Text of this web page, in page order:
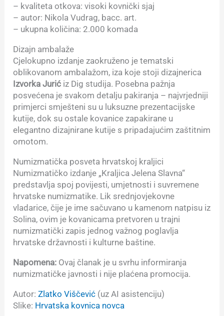
– kvaliteta otkova: visoki kovnički sjaj
– autor: Nikola Vudrag, bacc. art.
– ukupna količina: 2.000 komada
Dizajn ambalaže
Cjelokupno izdanje zaokruženo je tematski
oblikovanom ambalažom, iza koje stoji dizajnerica
Izvorka Jurić iz Dig studija. Posebna pažnja
posvećena je svakom detalju pakiranja – najvrjedniji
primjerci smješteni su u luksuzne prezentacijske
kutije, dok su ostale kovanice zapakirane u
elegantno dizajnirane kutije s pripadajućim zaštitnim
omotom.
Numizmatička posveta hrvatskoj kraljici
Numizmatičko izdanje „Kraljica Jelena Slavna“
predstavlja spoj povijesti, umjetnosti i suvremene
hrvatske numizmatike. Lik srednjovjekovne
vladarice, čije je ime sačuvano u kamenom natpisu iz
Solina, ovim je kovanicama pretvoren u trajni
numizmatički zapis jednog važnog poglavlja
hrvatske državnosti i kulturne baštine.
Napomena: Ovaj članak je u svrhu informiranja
numizmatičke javnosti i nije plaćena promocija.
Autor:Zlatko Viščević (uz AI asistenciju)
Slike: Hrvatska kovnica novca